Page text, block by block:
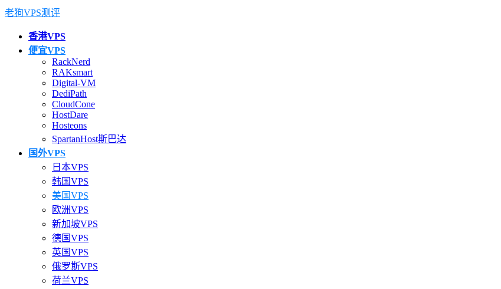
老狗VPS测评
香港VPS
便宜VPS
RackNerd
RAKsmart
Digital-VM
DediPath
CloudCone
HostDare
Hosteons
SpartanHost斯巴达
国外VPS
日本VPS
韩国VPS
美国VPS
欧洲VPS
新加坡VPS
德国VPS
英国VPS
俄罗斯VPS
荷兰VPS